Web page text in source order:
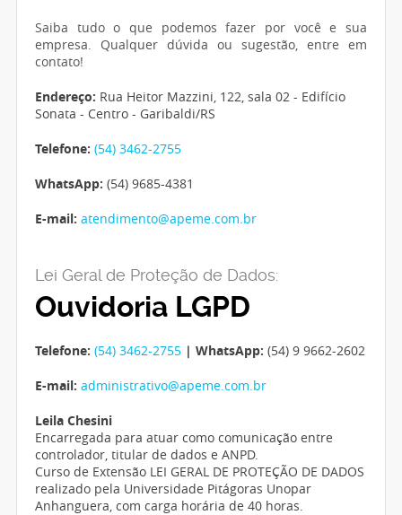
Saiba tudo o que podemos fazer por você e sua
empresa. Qualquer dúvida ou sugestão, entre em
contato!
Endereço: Rua Heitor Mazzini, 122, sala 02 - Edifício
Sonata - Centro - Garibaldi/RS
Telefone: (54) 3462-2755
WhatsApp: (54) 9685-4381
E-mail: atendimento@apeme.com.br
Lei Geral de Proteção de Dados:
Ouvidoria LGPD
Telefone: (54) 3462-2755 | WhatsApp: (54) 9 9662-2602
E-mail: administrativo@apeme.com.br
Leila Chesini
Encarregada para atuar como comunicação entre
controlador, titular de dados e ANPD.
Curso de Extensão LEI GERAL DE PROTEÇÃO DE DADOS
realizado pela Universidade Pitágoras Unopar
Anhanguera, com carga horária de 40 horas.